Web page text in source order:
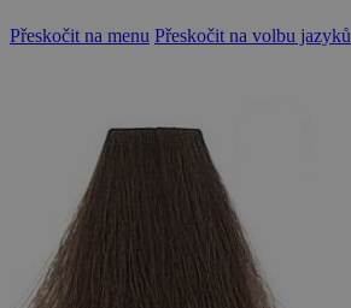
Přeskočit na menu Přeskočit na volbu jazyků